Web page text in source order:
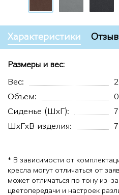
Характеристики
Размеры и вес:
Вес:
Объем:
Сиденье (ШхГ):
ШхГхВ изделия:
* В зависимости от
кресла могут отличаться от
может отличаться по тону из-
цветопередачи и настроек